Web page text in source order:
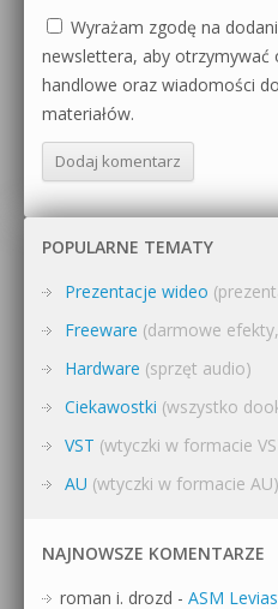
Wyrażam zgodę na
newslettera, aby otrzymywać
handlowe oraz wiadomości
materiałów.
POPULARNE TEMATY
Prezentacje wideo
Freeware (darmowe
Hardware (sprzęt audio)
Ciekawostki (wszystko
VST (wtyczki w formacie
AU (wtyczki w formacie AU)
NAJNOWSZE KOMENTARZE
roman i. drozd - ASM